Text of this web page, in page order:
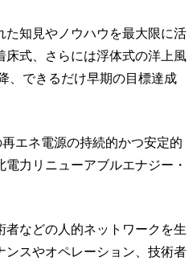
た知見やノウハウを最大限に活
床式、さらには浮体式の洋上風
、できるだけ早期の目標達成
エネ電源の持続的かつ安定的
力リニューアブルエナジー・
者などの人的ネットワークを生
ンスやオペレーション、技術者